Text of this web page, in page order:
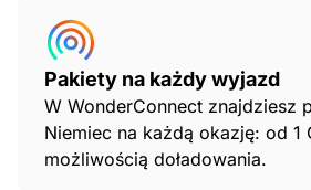
Pakiety na każdy wyjazd
W WonderConnect znajdziesz
Niemiec na każdą okazję: od 1
możliwością doładowania.